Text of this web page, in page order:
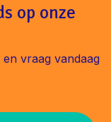
op onze
vraag vandaag